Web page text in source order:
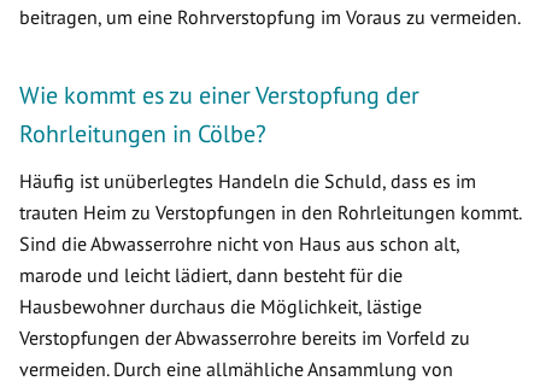
beitragen, um eine Rohrverstopfung im Voraus zu vermeiden.
Wie kommt es zu einer Verstopfung der
Rohrleitungen in Cölbe?
Häufig ist unüberlegtes Handeln die Schuld, dass es im
trauten Heim zu Verstopfungen in den Rohrleitungen kommt.
Sind die Abwasserrohre nicht von Haus aus schon alt,
marode und leicht lädiert, dann besteht für die
Hausbewohner durchaus die Möglichkeit, lästige
Verstopfungen der Abwasserrohre bereits im Vorfeld zu
vermeiden. Durch eine allmähliche Ansammlung von